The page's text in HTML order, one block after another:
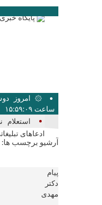
ساعت ۱۵:۵۹:۰۹
بیشت_
آرشیو برچسب ها:
پیام
دکتر
مهدی